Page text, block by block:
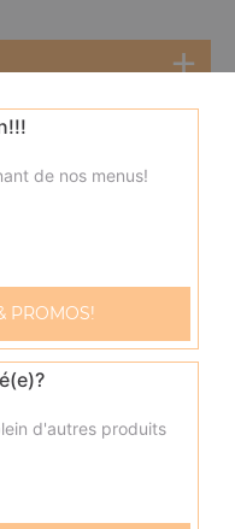
de nos menus!
PROMOS!
d'autres produits